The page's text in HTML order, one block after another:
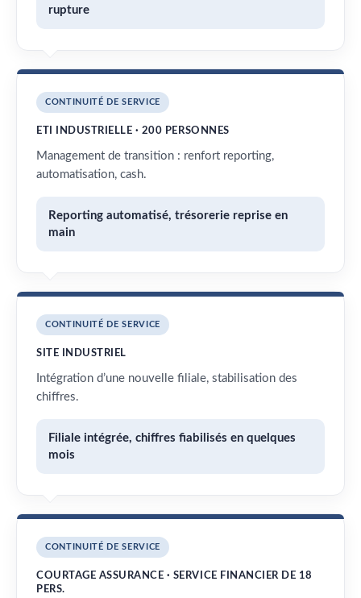
rupture
CONTINUITÉ DE SERVICE
ETI INDUSTRIELLE · 200 PERSONNES
Management de transition : renfort reporting,
automatisation, cash.
Reporting automatisé, trésorerie reprise en
main
CONTINUITÉ DE SERVICE
SITE INDUSTRIEL
Intégration d’une nouvelle filiale, stabilisation des
chiffres.
Filiale intégrée, chiffres fiabilisés en quelques
mois
CONTINUITÉ DE SERVICE
COURTAGE ASSURANCE · SERVICE FINANCIER DE 18
PERS.